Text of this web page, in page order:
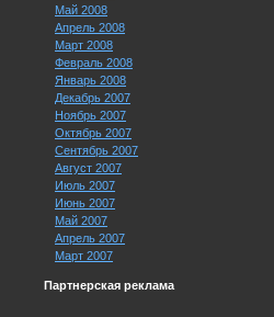
Май 2008
Апрель 2008
Март 2008
Февраль 2008
Январь 2008
Декабрь 2007
Ноябрь 2007
Октябрь 2007
Сентябрь 2007
Август 2007
Июль 2007
Июнь 2007
Май 2007
Апрель 2007
Март 2007
Партнерская реклама